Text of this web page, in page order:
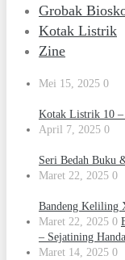
Grobak
Kotak Listrik
Zine
Mei 15, 2025 0
Kotak Listrik 10 –
April 7, 2025 0
Seri Bedah Buku
Maret 22, 2025 0
Bandeng Keliling
Maret 22, 2025 0
– Sejatining
Maret 14, 2025 0